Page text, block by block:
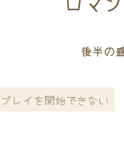
後半の
プレイを開始できない